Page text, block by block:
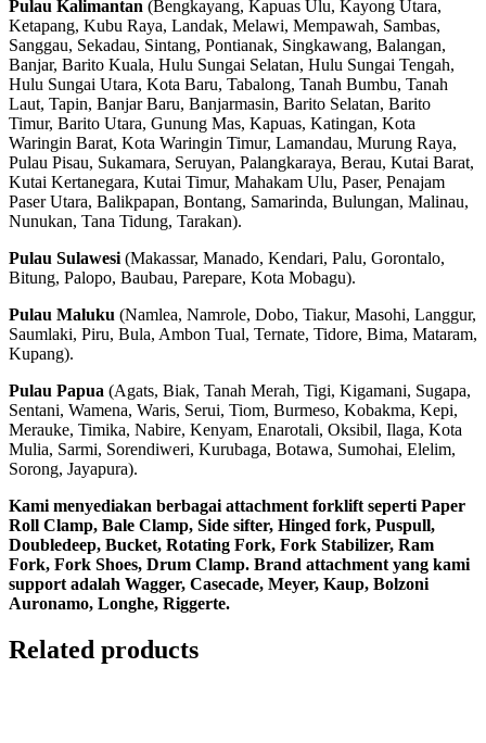
Pulau Kalimantan (Bengkayang, Kapuas Ulu, Kayong Utara,
Ketapang, Kubu Raya, Landak, Melawi, Mempawah, Sambas,
Sanggau, Sekadau, Sintang, Pontianak, Singkawang, Balangan,
Banjar, Barito Kuala, Hulu Sungai Selatan, Hulu Sungai Tengah,
Hulu Sungai Utara, Kota Baru, Tabalong, Tanah Bumbu, Tanah
Laut, Tapin, Banjar Baru, Banjarmasin, Barito Selatan, Barito
Timur, Barito Utara, Gunung Mas, Kapuas, Katingan, Kota
Waringin Barat, Kota Waringin Timur, Lamandau, Murung Raya,
Pulau Pisau, Sukamara, Seruyan, Palangkaraya, Berau, Kutai Barat,
Kutai Kertanegara, Kutai Timur, Mahakam Ulu, Paser, Penajam
Paser Utara, Balikpapan, Bontang, Samarinda, Bulungan, Malinau,
Nunukan, Tana Tidung, Tarakan).
Pulau Sulawesi (Makassar, Manado, Kendari, Palu, Gorontalo,
Bitung, Palopo, Baubau, Parepare, Kota Mobagu).
Pulau Maluku (Namlea, Namrole, Dobo, Tiakur, Masohi, Langgur,
Saumlaki, Piru, Bula, Ambon Tual, Ternate, Tidore, Bima, Mataram,
Kupang).
Pulau Papua (Agats, Biak, Tanah Merah, Tigi, Kigamani, Sugapa,
Sentani, Wamena, Waris, Serui, Tiom, Burmeso, Kobakma, Kepi,
Merauke, Timika, Nabire, Kenyam, Enarotali, Oksibil, Ilaga, Kota
Mulia, Sarmi, Sorendiweri, Kurubaga, Botawa, Sumohai, Elelim,
Sorong, Jayapura).
Kami menyediakan berbagai attachment forklift seperti Paper
Roll Clamp, Bale Clamp, Side sifter, Hinged fork, Puspull,
Doubledeep, Bucket, Rotating Fork, Fork Stabilizer, Ram
Fork, Fork Shoes, Drum Clamp. Brand attachment yang kami
support adalah Wagger, Casecade, Meyer, Kaup, Bolzoni
Auronamo, Longhe, Riggerte.
Related products